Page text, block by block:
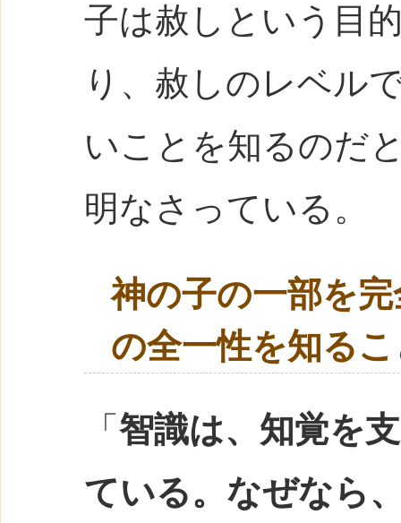
子は赦しという目
り、赦しのレベル
いことを知るのだ
明なさっている。
神の子の一部を
の全一性を知る
「 智識は、知覚を
ている。なぜなら